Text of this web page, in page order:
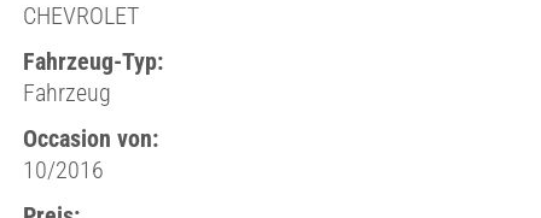
CHEVROLET
Fahrzeug-Typ:
Fahrzeug
Occasion von:
10/2016